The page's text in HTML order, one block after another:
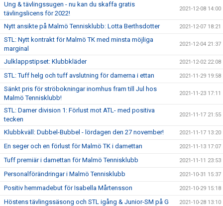
Ung & tävlingssugen - nu kan du skaffa gratis
tävlingslicens för 2022!
2021-12-08 14:00
Nytt ansikte på Malmö Tennisklubb: Lotta Berthsdotter 2021-12-07 18:21
STL: Nytt kontrakt för Malmö TK med minsta möjliga
marginal
2021-12-04 21:37
Julklappstipset: Klubbkläder 2021-12-02 22:08
STL: Tuff helg och tuff avslutning för damerna i ettan 2021-11-29 19:58
Sänkt pris för ströbokningar inomhus fram till Jul hos
Malmö Tennisklubb!
2021-11-23 17:11
STL: Damer division 1: Förlust mot ATL- med positiva
tecken
2021-11-17 21:55
Klubbkväll: Dubbel-Bubbel - lördagen den 27 november! 2021-11-17 13:20
En seger och en förlust för Malmö TK i damettan 2021-11-13 17:07
Tuff premiär i damettan för Malmö Tennisklubb 2021-11-11 23:53
Personalförändringar i Malmö Tennisklubb 2021-10-31 15:37
Positiv hemmadebut för Isabella Mårtensson 2021-10-29 15:18
Höstens tävlingssäsong och STL igång & Junior-SM på G 2021-10-28 13:10